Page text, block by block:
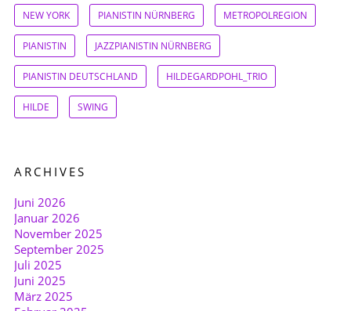
NEW YORK PIANISTIN NÜRNBERG METROPOLREGION
PIANISTIN JAZZPIANISTIN NÜRNBERG
PIANISTIN DEUTSCHLAND HILDEGARDPOHL_TRIO
HILDE SWING
ARCHIVES
Juni 2026
Januar 2026
November 2025
September 2025
Juli 2025
Juni 2025
März 2025